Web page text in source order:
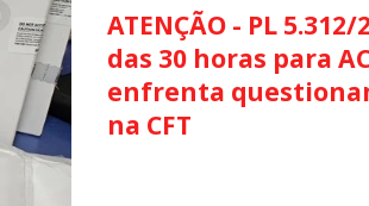
ATENÇÃO - PL 5.312/
das 30 horas para
enfrenta
na CFT